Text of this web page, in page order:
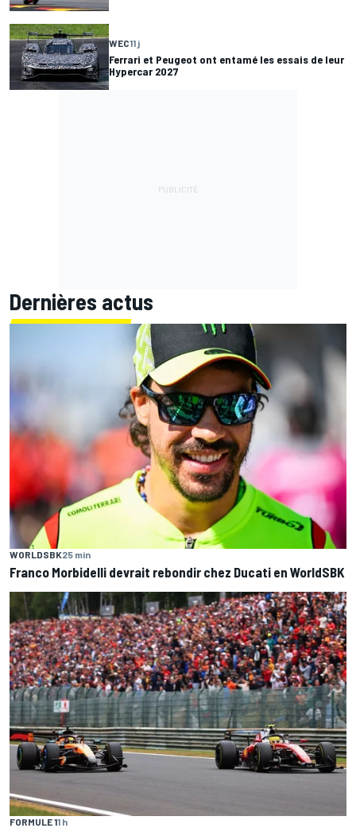
WEC11 j
Ferrari et Peugeot ont entamé les essais de leur
Hypercar 2027
Dernières actus
WORLDSBK25 min
Franco Morbidelli devrait rebondir chez Ducati en WorldSBK
FORMULE 11 h